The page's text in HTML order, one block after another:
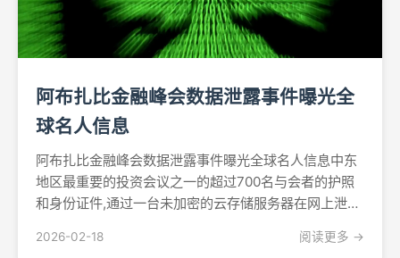
阿布扎比金融峰会数据泄露事件曝光全
球名人信息
阿布扎比金融峰会数据泄露事件曝光全球名人信息中东
地区最重要的投资会议之一的超过700名与会者的护照
和身份证件,通过一台未加密的云存储服务器在网上泄露,
数据面临风险。据英国《金融时报》周二发布的报道,此
2026-02-18 阅读更多 →